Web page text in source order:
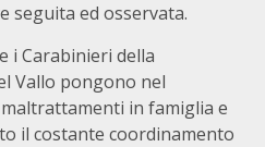
seguita ed osservata.
i Carabinieri della
Vallo pongono nel
in famiglia e
il costante coordinamento